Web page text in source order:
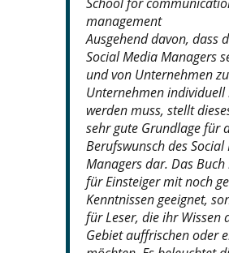
management
Ausgehend davon, dass
Social Media Managers
und von Unternehmen zu
Unternehmen
werden muss, stellt
sehr gute Grundlage für
Berufswunsch des Social
Managers dar. Das
für Einsteiger mit noch
Kenntnissen geeignet,
für Leser, die ihr Wissen
Gebiet auffrischen oder